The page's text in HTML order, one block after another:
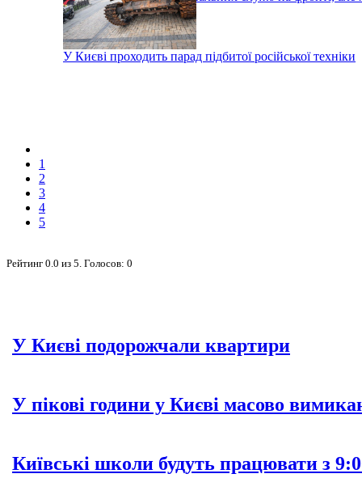
У Києві проходить парад підбитої російської техніки
1
2
3
4
5
Рейтинг 0.0 из 5 . Голосов: 0
У Києві подорожчали квартири
У пікові години у Києві масово
Київські школи будуть працювати з